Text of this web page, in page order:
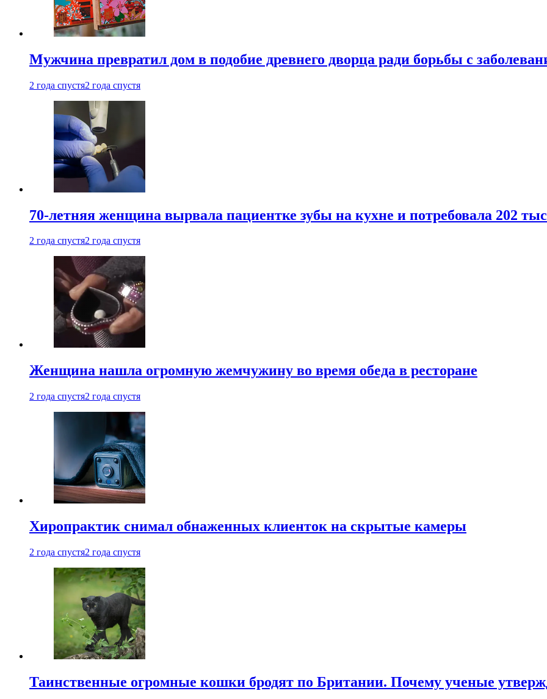
Мужчина превратил дом в подобие древнего дворца ради борьбы с
2 года спустя2 года спустя
70-летняя женщина вырвала пациентке зубы на кухне и потребовала 202
2 года спустя2 года спустя
Женщина нашла огромную жемчужину во время обеда в ресторане
2 года спустя2 года спустя
Хиропрактик снимал обнаженных клиенток на скрытые камеры
2 года спустя2 года спустя
Таинственные огромные кошки бродят по Британии. Почему ученые